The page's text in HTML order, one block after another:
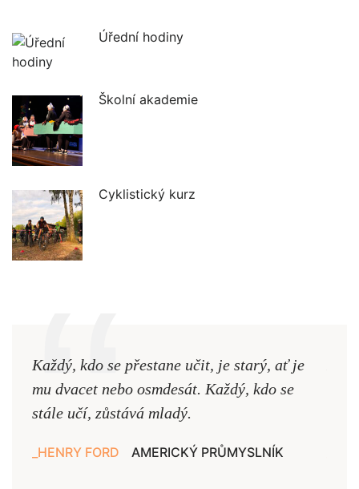
Úřední hodiny
Školní akademie
Cyklistický kurz
Každý, kdo se přestane učit, je starý, ať je
mu dvacet nebo osmdesát. Každý, kdo se
stále učí, zůstává mladý.
HENRY FORD AMERICKÝ PRŮMYSLNÍK